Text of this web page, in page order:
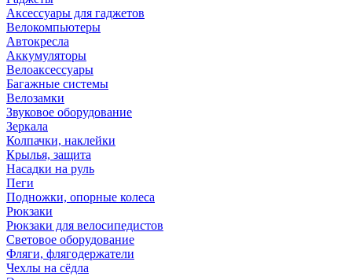
Аксессуары для гаджетов
Велокомпьютеры
Автокресла
Аккумуляторы
Велоаксессуары
Багажные системы
Велозамки
Звуковое оборудование
Зеркала
Колпачки, наклейки
Крылья, защита
Насадки на руль
Пеги
Подножки, опорные колеса
Рюкзаки
Рюкзаки для велосипедистов
Световое оборудование
Фляги, флягодержатели
Чехлы на сёдла